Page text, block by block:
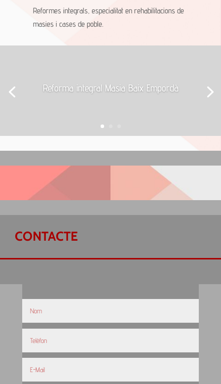
Reformes integrals, especialitat en rehabilitacions de
masies i cases de poble.
Reforma integral Masia Baix Empordà
CONTACTE